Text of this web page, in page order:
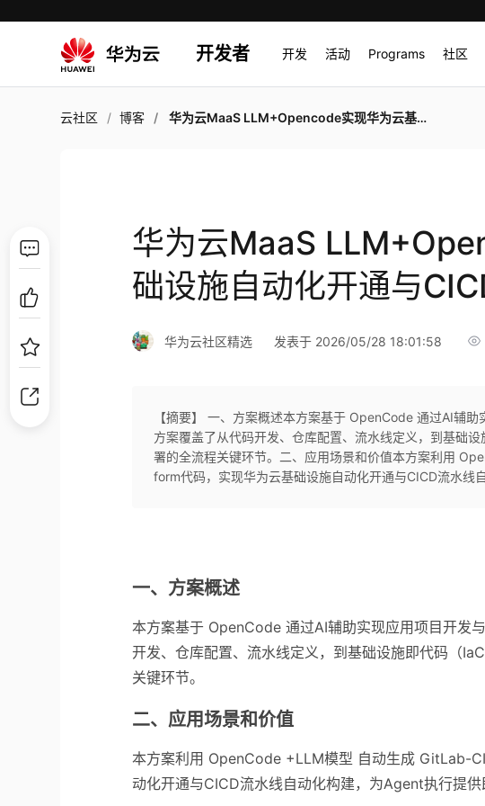
开发者 开发 活动 Programs 社区
云社区 博客 华为云MaaS LLM+Opencode实现华为云基础设施自动化开通与CICD流水线自动化构建
华为云MaaS
础设施自动化开通与
华为云社区精选 发表于 2026/05/28 18:01:58
【摘要】 一、方案概述本方案基于 OpenCode 通过AI辅
方案覆盖了从代码开发、仓库配置、流水线定义，到基础
署的全流程关键环节。二、应用场景和价值本方案利用
form代码，实现华为云基础设施自动化开通与CICD流水线
一、方案概述
本方案基于 OpenCode 通过AI辅助实现应用项目开发
开发、仓库配置、流水线定义，到基础设施即代码（
关键环节。
二、应用场景和价值
本方案利用 OpenCode +LLM模型 自动生成 GitLab-
动化开通与CICD流水线自动化构建，为Agent执行提供